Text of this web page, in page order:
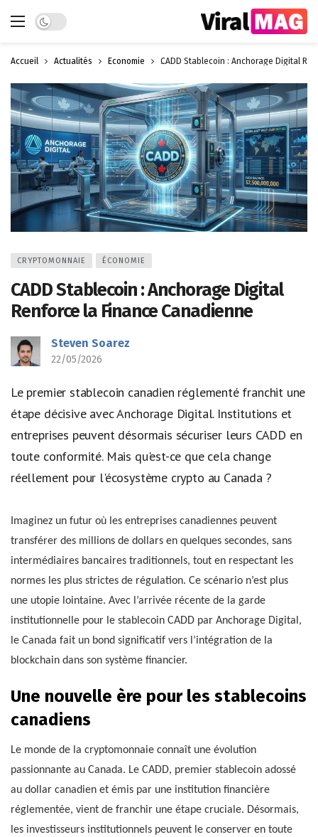
Dark mode
Accueil Actualités Économie CADD Stablecoin : Anchorage Digital
CRYPTOMONNAIE ÉCONOMIE
CADD Stablecoin : Anchorage Digital
Renforce la Finance Canadienne
Steven Soarez
22/05/2026
Le premier stablecoin canadien réglementé franchit une
étape décisive avec Anchorage Digital. Institutions et
entreprises peuvent désormais sécuriser leurs CADD en
toute conformité. Mais qu'est-ce que cela change
réellement pour l'écosystème crypto au Canada ?
Imaginez un futur où les entreprises canadiennes peuvent
transférer des millions de dollars en quelques secondes, sans
intermédiaires bancaires traditionnels, tout en respectant les
normes les plus strictes de régulation. Ce scénario n’est plus
une utopie lointaine. Avec l’arrivée récente de la garde
institutionnelle pour le stablecoin CADD par Anchorage Digital,
le Canada fait un bond significatif vers l’intégration de la
blockchain dans son système financier.
Une nouvelle ère pour les stablecoins
canadiens
Le monde de la cryptomonnaie connaît une évolution
passionnante au Canada. Le CADD, premier stablecoin adossé
au dollar canadien et émis par une institution financière
réglementée, vient de franchir une étape cruciale. Désormais,
les investisseurs institutionnels peuvent le conserver en toute